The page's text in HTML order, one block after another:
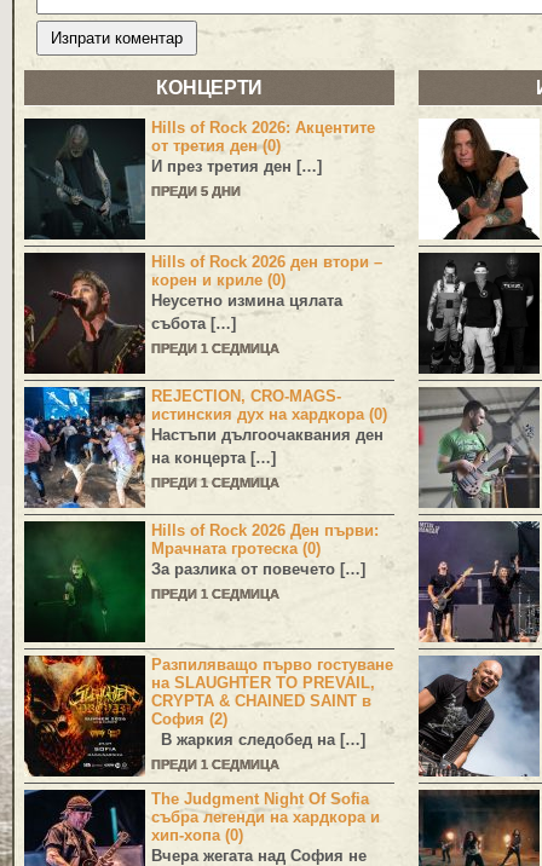
КОНЦЕРТИ
Hills of Rock 2026: Акцентите
от третия ден (0)
И през третия ден […]
ПРЕДИ 5 ДНИ
Hills of Rock 2026 ден втори –
корен и криле (0)
Неусетно измина цялата
събота […]
ПРЕДИ 1 СЕДМИЦА
REJECTION, CRO-MAGS-
истинския дух на хардкора (0)
Настъпи дългоочаквания ден
на концерта […]
ПРЕДИ 1 СЕДМИЦА
Hills of Rock 2026 Ден първи:
Мрачната гротеска (0)
За разлика от повечето […]
ПРЕДИ 1 СЕДМИЦА
Разпиляващо първо гостуване
на SLAUGHTER TO PREVAIL,
CRYPTA & CHAINED SAINT в
София (2)
В жаркия следобед на […]
ПРЕДИ 1 СЕДМИЦА
The Judgment Night Of Sofia
събра легенди на хардкора и
хип-хопа (0)
Вчера жегата над София не